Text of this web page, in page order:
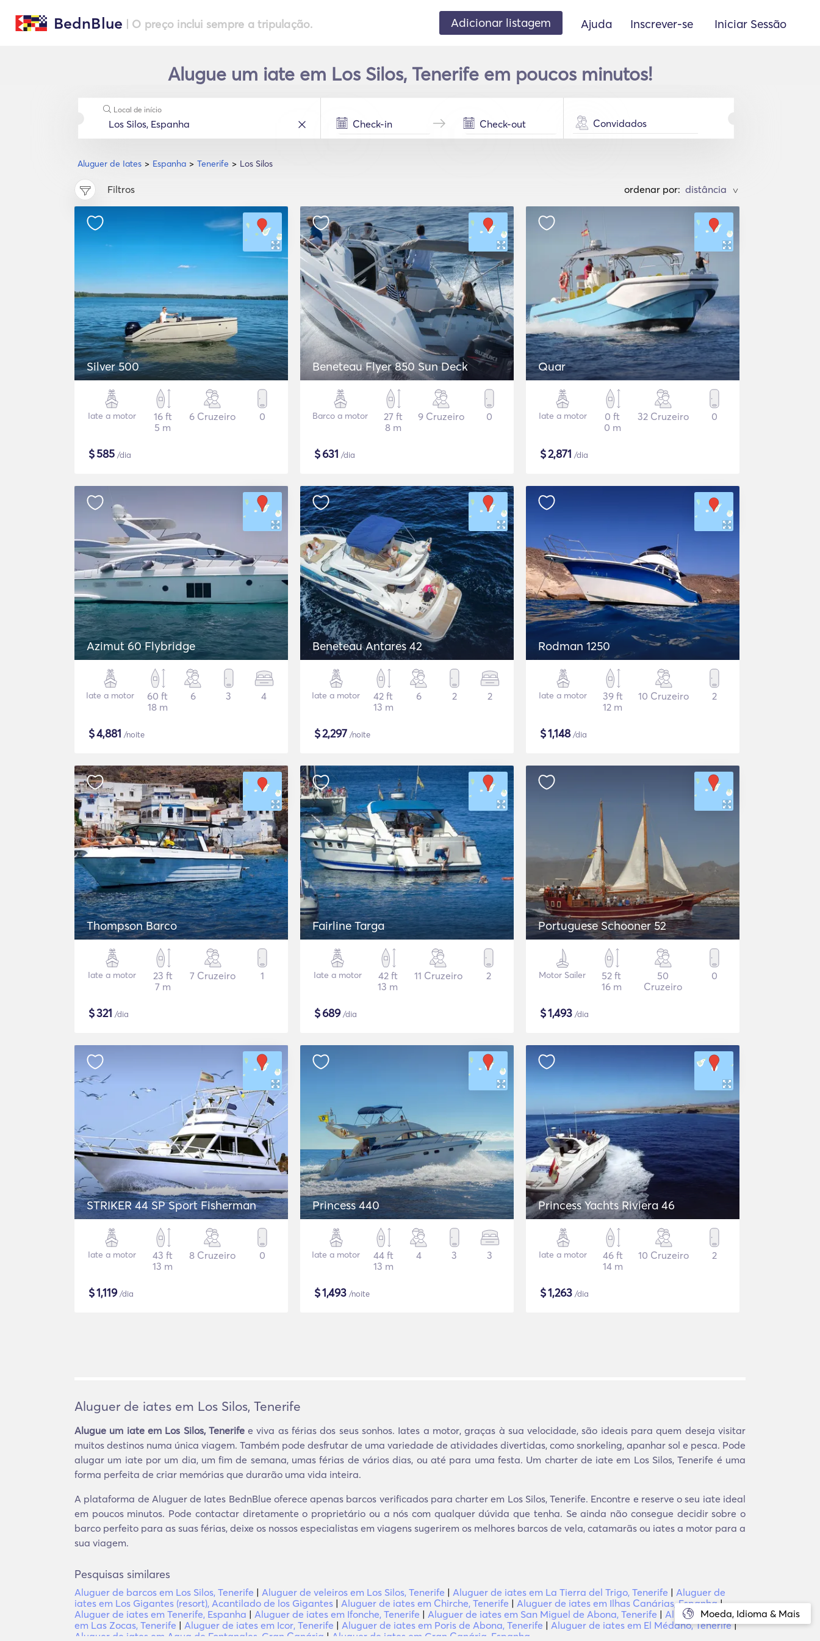
BednBlue | O preço inclui sempre a tripulação. Adicionar listagem Ajuda Inscrever-se Iniciar Sessão
Alugue um iate em Los Silos, Tenerife em poucos minutos!
Aluguer de Iates Espanha Tenerife Los Silos
Local de início
Convidados
Filtros ordenar por: >
Silver 500
Iate a motor
16 ft
5 m
6 Cruzeiro 0
$585 /dia
Beneteau Flyer 850 Sun Deck
Barco a motor
27 ft
8 m
9 Cruzeiro 0
$631 /dia
Quar
Iate a motor
0 ft
0 m
32 Cruzeiro 0
$2,871 /dia
Azimut 60 Flybridge
Iate a motor
60 ft
18 m
6 3 4
$4,881 /noite
Beneteau Antares 42
Iate a motor
42 ft
13 m
6 2 2
$2,297 /noite
Rodman 1250
Iate a motor
39 ft
12 m
10 Cruzeiro 2
$1,148/dia
Thompson Barco
Iate a motor
23 ft
7 m
7 Cruzeiro 1
$321 /dia
Fairline Targa
Iate a motor
42 ft
13 m
11 Cruzeiro 2
$689/dia
Portuguese Schooner 52
Motor Sailer
52 ft
16 m
50
Cruzeiro
0
$1,493 /dia
STRIKER 44 SP Sport Fisherman
Iate a motor
43 ft
13 m
8 Cruzeiro 0
$1,119/dia
Princess 440
Iate a motor
44 ft
13 m
4 3 3
$1,493 /noite
Princess Yachts Riviera 46
Iate a motor
46 ft
14 m
10 Cruzeiro 2
$1,263 /dia
Moeda, Idioma & Mais
Aluguer de iates em Los Silos, Tenerife
Alugue um iate em Los Silos, Tenerifee viva as férias dos seus sonhos. Iates a motor, graças à sua velocidade, são ideais para quem deseja visitar
muitos destinos numa única viagem. Também pode desfrutar de uma variedade de atividades divertidas, como snorkeling, apanhar sol e pesca. Pode
alugar um iate por um dia, um fim de semana, umas férias de vários dias, ou até para uma festa. Um charter de iate em Los Silos, Tenerife é uma
forma perfeita de criar memórias que durarão uma vida inteira.
A plataforma de Aluguer de Iates BednBlue oferece apenas barcos verificados para charter em Los Silos, Tenerife. Encontre e reserve o seu iate ideal
em poucos minutos. Pode contactar diretamente o proprietário ou a nós com qualquer dúvida que tenha. Se ainda não consegue decidir sobre o
barco perfeito para as suas férias, deixe os nossos especialistas em viagens sugerirem os melhores barcos de vela, catamarãs ou iates a motor para a
sua viagem.
Pesquisas similares
Aluguer de barcos em Los Silos, Tenerife | Aluguer de veleiros em Los Silos, Tenerife | Aluguer de iates em La Tierra del Trigo, Tenerife | Aluguer de
iates em Los Gigantes (resort), Acantilado de los Gigantes | Aluguer de iates em Chirche, Tenerife | Aluguer de iates em Ilhas Canárias, Espanha|
Aluguer de iates em Tenerife, Espanha | Aluguer de iates em Ifonche, Tenerife | Aluguer de iates em San Miguel de Abona, Tenerife | Aluguer de iates
em Las Zocas, Tenerife | Aluguer de iates em Icor, Tenerife | Aluguer de iates em Poris de Abona, Tenerife | Aluguer de iates em El Médano, Tenerife|
Aluguer de iates em Agua de Fontanales, Gran Canária | Aluguer de iates em Gran Canária, Espanha